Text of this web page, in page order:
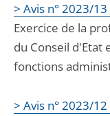
> Avis n° 2023/
Exercice de la
du Conseil d'Etat
fonctions
> Avis n° 2023/